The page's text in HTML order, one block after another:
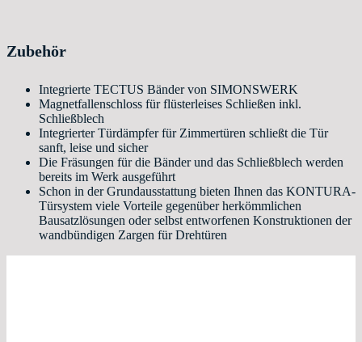
Zubehör
Integrierte TECTUS Bänder von SIMONSWERK
Magnetfallenschloss für flüsterleises Schließen inkl.
Schließblech
Integrierter Türdämpfer für Zimmertüren schließt die Tür
sanft, leise und sicher
Die Fräsungen für die Bänder und das Schließblech werden
bereits im Werk ausgeführt
Schon in der Grundausstattung bieten Ihnen das KONTURA-
Türsystem viele Vorteile gegenüber herkömmlichen
Bausatzlösungen oder selbst entworfenen Konstruktionen der
wandbündigen Zargen für Drehtüren